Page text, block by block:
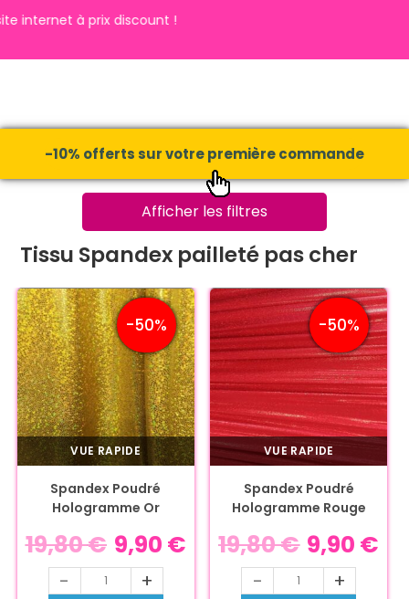
à prix discount !
-10% offerts sur votre première commande
Afficher les filtres
Tissu Spandex pailleté pas cher
-50%
VUE RAPIDE
Spandex Poudré
Hologramme Or
19,80€ 9,90 €
- +
-50%
VUE RAPIDE
Spandex Poudré
Hologramme Rouge
19,80€ 9,90 €
- +